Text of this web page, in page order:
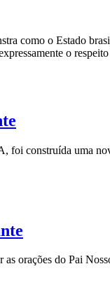
como o Estado
o
foi construída uma
orações do Pai